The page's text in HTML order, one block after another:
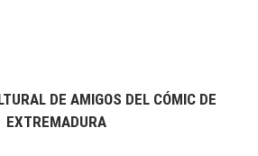
DE AMIGOS DEL CÓMIC DE
EXTREMADURA